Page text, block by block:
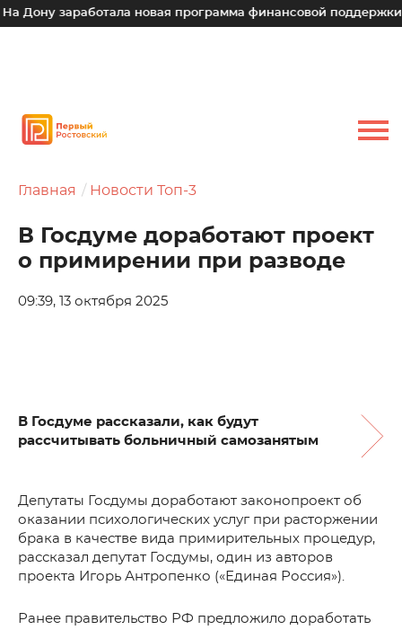
заработала новая программа финансовой поддержки
Главная Новости Топ-3
В Госдуме доработают проект
о примирении при разводе
09:39, 13 октября 2025
В Госдуме рассказали, как будут
рассчитывать больничный самозанятым
Депутаты Госдумы доработают законопроект об
оказании психологических услуг при расторжении
брака в качестве вида примирительных процедур,
рассказал депутат Госдумы, один из авторов
проекта Игорь Антропенко («Единая Россия»).
Ранее правительство РФ предложило доработать